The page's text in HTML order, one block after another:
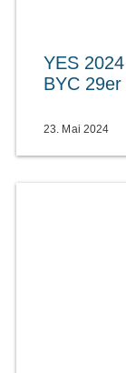
YES
BYC
23. Mai 2024